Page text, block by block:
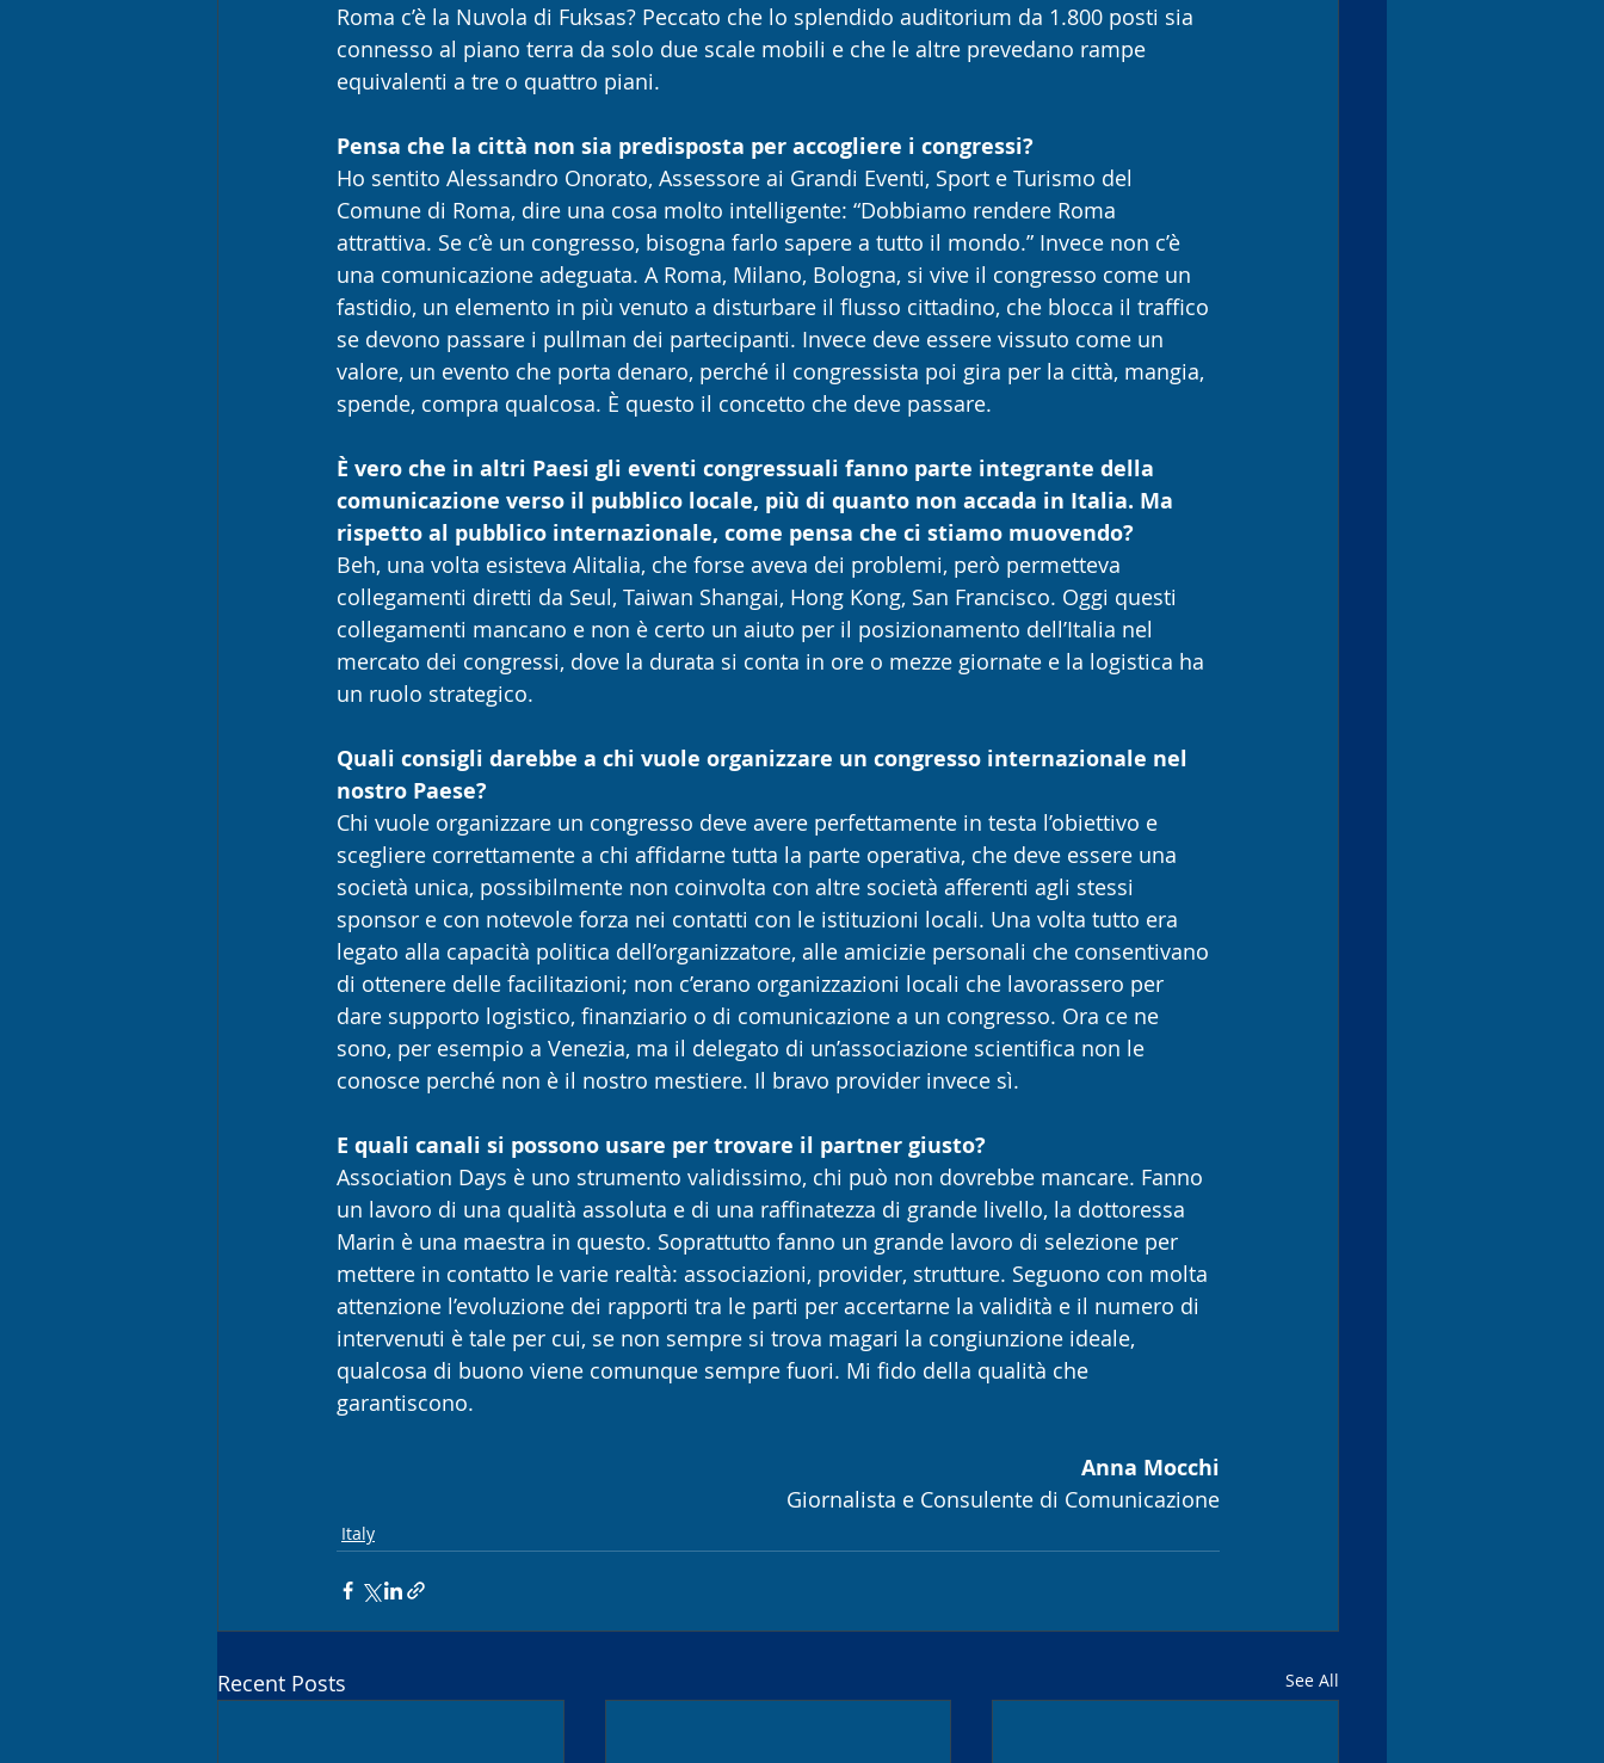
Roma c’è la Nuvola di Fuksas? Peccato che lo splendido auditorium da 1.800 posti sia
connesso al piano terra da solo due scale mobili e che le altre prevedano rampe
equivalenti a tre o quattro piani.
Pensa che la città non sia predisposta per accogliere i congressi?
Ho sentito Alessandro Onorato, Assessore ai Grandi Eventi, Sport e Turismo del
Comune di Roma, dire una cosa molto intelligente: “Dobbiamo rendere Roma
attrattiva. Se c’è un congresso, bisogna farlo sapere a tutto il mondo.” Invece non c’è
una comunicazione adeguata. A Roma, Milano, Bologna, si vive il congresso come un
fastidio, un elemento in più venuto a disturbare il flusso cittadino, che blocca il traffico
se devono passare i pullman dei partecipanti. Invece deve essere vissuto come un
valore, un evento che porta denaro, perché il congressista poi gira per la città, mangia,
spende, compra qualcosa. È questo il concetto che deve passare.
È vero che in altri Paesi gli eventi congressuali fanno parte integrante della
comunicazione verso il pubblico locale, più di quanto non accada in Italia. Ma
rispetto al pubblico internazionale, come pensa che ci stiamo muovendo?
Beh, una volta esisteva Alitalia, che forse aveva dei problemi, però permetteva
collegamenti diretti da Seul, Taiwan Shangai, Hong Kong, San Francisco. Oggi questi
collegamenti mancano e non è certo un aiuto per il posizionamento dell’Italia nel
mercato dei congressi, dove la durata si conta in ore o mezze giornate e la logistica ha
un ruolo strategico.
Quali consigli darebbe a chi vuole organizzare un congresso internazionale nel
nostro Paese?
Chi vuole organizzare un congresso deve avere perfettamente in testa l’obiettivo e
scegliere correttamente a chi affidarne tutta la parte operativa, che deve essere una
società unica, possibilmente non coinvolta con altre società afferenti agli stessi
sponsor e con notevole forza nei contatti con le istituzioni locali. Una volta tutto era
legato alla capacità politica dell’organizzatore, alle amicizie personali che consentivano
di ottenere delle facilitazioni; non c’erano organizzazioni locali che lavorassero per
dare supporto logistico, finanziario o di comunicazione a un congresso. Ora ce ne
sono, per esempio a Venezia, ma il delegato di un’associazione scientifica non le
conosce perché non è il nostro mestiere. Il bravo provider invece sì.
E quali canali si possono usare per trovare il partner giusto?
Association Days è uno strumento validissimo, chi può non dovrebbe mancare. Fanno
un lavoro di una qualità assoluta e di una raffinatezza di grande livello, la dottoressa
Marin è una maestra in questo. Soprattutto fanno un grande lavoro di selezione per
mettere in contatto le varie realtà: associazioni, provider, strutture. Seguono con molta
attenzione l’evoluzione dei rapporti tra le parti per accertarne la validità e il numero di
intervenuti è tale per cui, se non sempre si trova magari la congiunzione ideale,
qualcosa di buono viene comunque sempre fuori. Mi fido della qualità che
garantiscono.
Anna Mocchi
Giornalista e Consulente di Comunicazione
Italy
Recent Posts See All